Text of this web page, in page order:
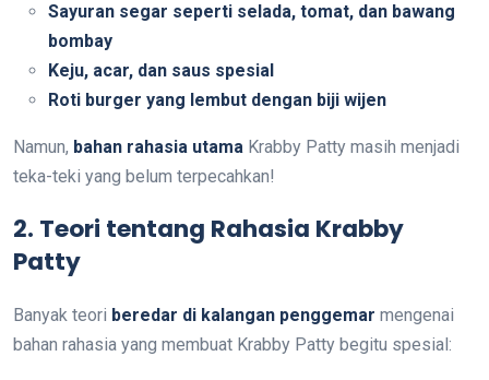
Sayuran segar seperti selada, tomat, dan bawang
bombay
Keju, acar, dan saus spesial
Roti burger yang lembut dengan biji wijen
Namun, bahan rahasia utama Krabby Patty masih menjadi
teka-teki yang belum terpecahkan!
2. Teori tentang Rahasia Krabby
Patty
Banyak teori beredar di kalangan penggemar mengenai
bahan rahasia yang membuat Krabby Patty begitu spesial: